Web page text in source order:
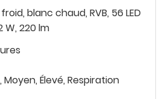
blanc chaud, RVB, 56 LED
W, 220 lm
Moyen, Élevé, Respiration